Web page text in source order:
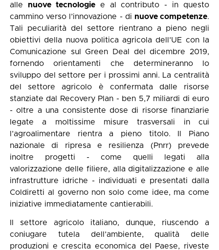
alle nuove tecnologiee al contributo - in questo
cammino verso l’innovazione - di nuove competenze.
Tali peculiarità del settore rientrano a pieno negli
obiettivi della nuova politica agricola dell’UE con la
Comunicazione sul Green Deal del dicembre 2019,
fornendo orientamenti che determineranno lo
sviluppo del settore per i prossimi anni. La centralità
del settore agricolo è confermata dalle risorse
stanziate dal Recovery Plan - ben 5,7 miliardi di euro
- oltre a una consistente dose di risorse finanziarie
legate a moltissime misure trasversali in cui
l’agroalimentare rientra a pieno titolo. Il Piano
nazionale di ripresa e resilienza (Pnrr) prevede
inoltre progetti - come quelli legati alla
valorizzazione delle filiere, alla digitalizzazione e alle
infrastrutture idriche - individuati e presentati dalla
Coldiretti al governo non solo come idee, ma come
iniziative immediatamente cantierabili.
Il settore agricolo italiano, dunque, riuscendo a
coniugare tutela dell’ambiente, qualità delle
produzioni e crescita economica del Paese, riveste